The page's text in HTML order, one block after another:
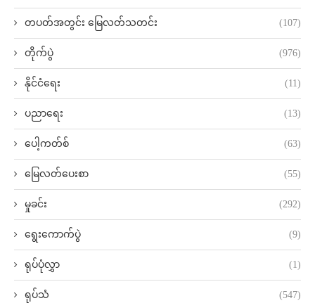
တပတ်အတွင်း မြေလတ်သတင်း (107)
တိုက်ပွဲ (976)
နိုင်ငံရေး (11)
ပညာရေး (13)
ပေါ့ကတ်စ် (63)
မြေလတ်ပေးစာ (55)
မှုခင်း (292)
ရွေးကောက်ပွဲ (9)
ရုပ်ပုံလွှာ (1)
ရုပ်သံ (547)